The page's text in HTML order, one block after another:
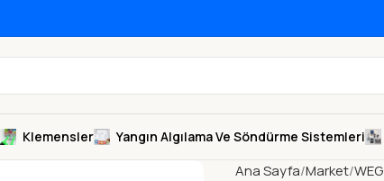
Klemensler Yangın Algılama Ve Söndürme Sistemleri
Ana Sayfa Market WEG